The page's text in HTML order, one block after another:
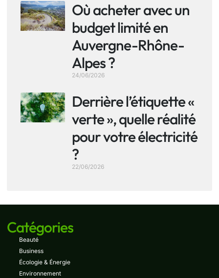
Où acheter avec un
budget limité en
Auvergne-Rhône-
Alpes ?
24/06/2026
Derrière l’étiquette «
verte », quelle réalité
pour votre électricité
?
22/06/2026
Catégories
Beauté
Business
Écologie & Énergie
Environnement